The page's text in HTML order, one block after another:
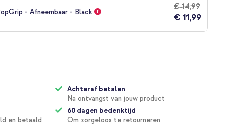
- Afneembaar - Black
€ 14,99
€ 11,99
en betaald
Achteraf betalen
Na ontvangst van jouw product
60 dagen bedenktijd
Om zorgeloos te retourneren